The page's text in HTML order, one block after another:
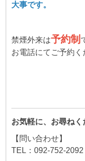
大事です。
禁煙外来は予約制
お電話にてご予約く
お気軽に、お尋ねく
【問い合わせ】
TEL：092-752-2092